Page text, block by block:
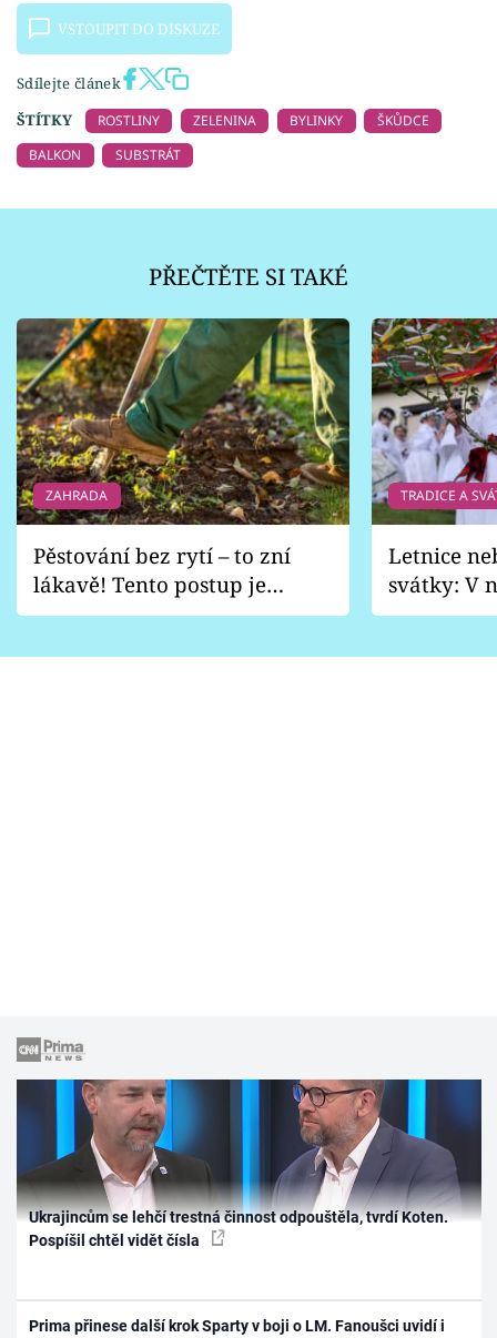
VSTOUPIT DO DISKUZE
Sdílejte článek
ŠTÍTKY
ROSTLINY ZELENINA BYLINKY
ŠKŮDCE
BALKON
SUBSTRÁT
PŘEČTĚTE SI TAKÉ
ZAHRADA
Pěstování bez rytí – to zní
lákavě! Tento postup je
vhodný jen pro některé
TRADICE A
Letnice
svátky: V
pondělí
Ukrajincům se lehčí trestná činnost odpouštěla, tvrdí Koten.
Pospíšil chtěl vidět čísla
Prima přinese další krok Sparty v boji o LM. Fanoušci uvidí i